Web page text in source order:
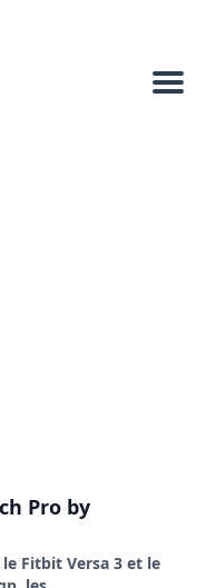
Pro by
Fitbit Versa 3 et le